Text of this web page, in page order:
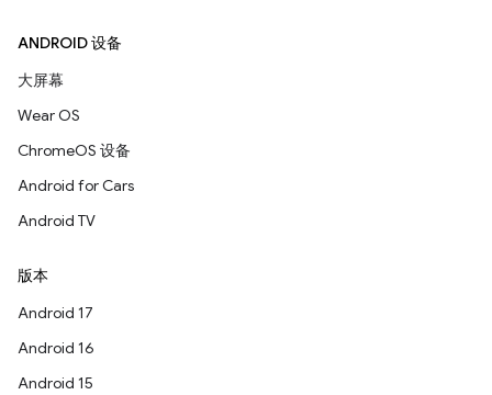
ANDROID 设备
大屏幕
Wear OS
ChromeOS 设备
Android for Cars
Android TV
版本
Android 17
Android 16
Android 15